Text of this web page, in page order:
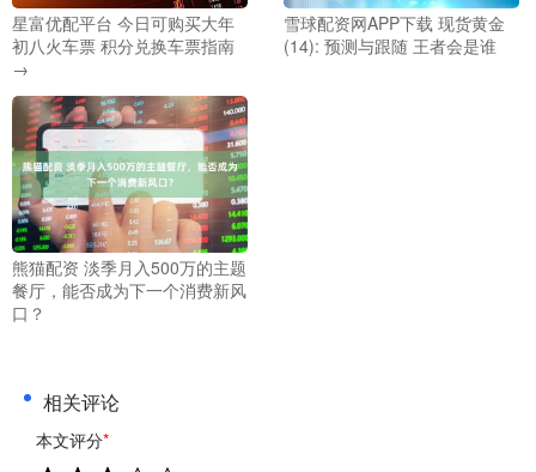
星富优配平台 今日可购买大年
初八火车票 积分兑换车票指南
→
雪球配资网APP下载 现货黄金
(14): 预测与跟随 王者会是谁
熊猫配资 淡季月入500万的主题
餐厅，能否成为下一个消费新风
口？
相关评论
本文评分*